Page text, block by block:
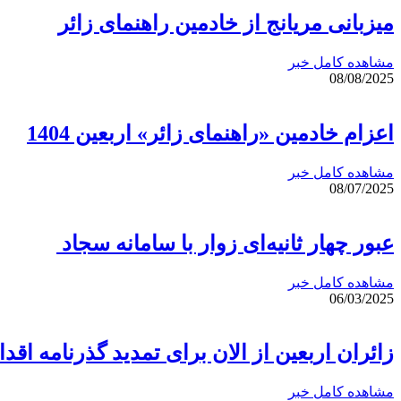
میزبانی مریانج از خادمین راهنمای زائر
مشاهده کامل خبر
08/08/2025
اعزام خادمین «راهنمای زائر» اربعین 1404
مشاهده کامل خبر
08/07/2025
عبور چهار ثانیه‌ای زوار با سامانه سجاد
مشاهده کامل خبر
06/03/2025
زائران اربعین از الان برای تمدید گذرنامه
مشاهده کامل خبر